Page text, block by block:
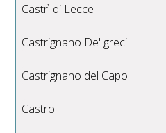
Castrì di Lecce
Castrignano De' greci
Castrignano del Capo
Castro